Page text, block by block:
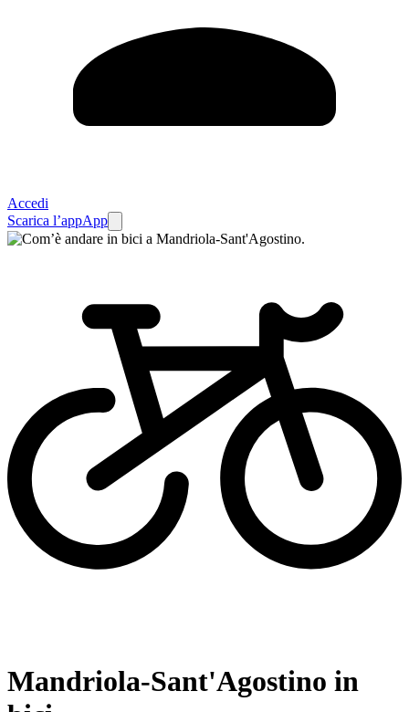
Accedi
Scarica l’appApp
Mandriola-Sant'Agostino in